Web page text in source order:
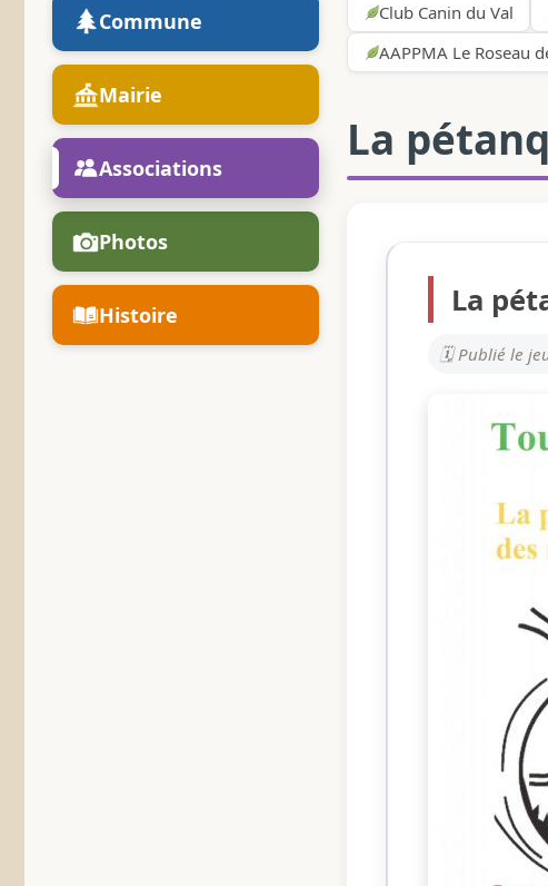
Commune
Mairie
Associations
Photos
Histoire
Club Canin du Val
AAPPMA Le Roseau
La
La
Publié le